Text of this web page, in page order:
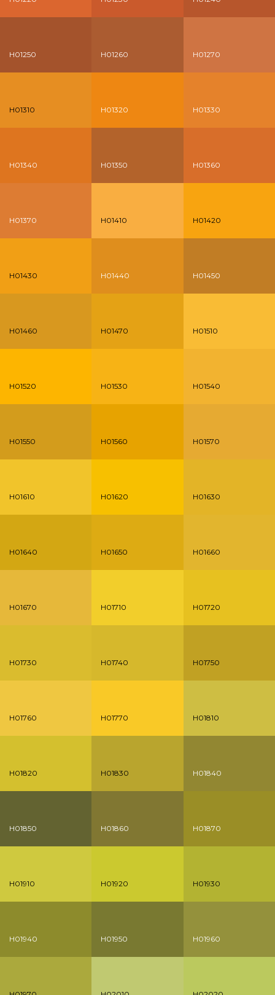
H01250 H01260 H01270
H01310 H01320 H01330
H01340 H01350 H01360
H01370 H01410 H01420
H01430 H01440 H01450
H01460 H01470 H01510
H01520 H01530 H01540
H01550 H01560 H01570
H01610 H01620 H01630
H01640 H01650 H01660
H01670 H01710 H01720
H01730 H01740 H01750
H01760 H01770 H01810
H01820 H01830 H01840
H01850 H01860 H01870
H01910 H01920 H01930
H01940 H01950 H01960